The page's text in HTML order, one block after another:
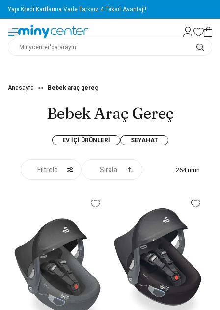
Yapı Kredi Kartlarına Vade Farksız 4 Taksit Avantajı!
Anasayfa >> Bebek araç gereç
Bebek Araç Gereç
EV İÇI ÜRÜNLERI SEYAHAT
Filtrele Sırala 264 ürün